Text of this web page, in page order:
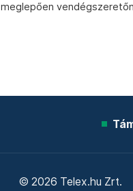
meglepően
© 2026 Telex.hu Zrt.